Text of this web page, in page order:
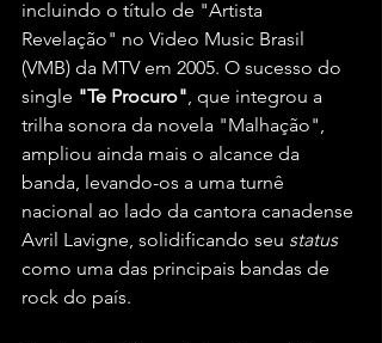
incluindo o título de "Artista
Revelação" no Video Music Brasil
(VMB) da MTV em 2005. O sucesso do
single "Te Procuro", que integrou a
trilha sonora da novela "Malhação",
ampliou ainda mais o alcance da
banda, levando-os a uma turnê
nacional ao lado da cantora canadense
Avril Lavigne, solidificando seu status
como uma das principais bandas de
rock do país.